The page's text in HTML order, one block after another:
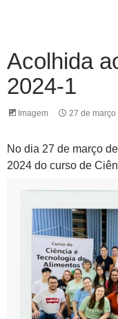
Acolhida
2024-1
Imagem 27 de
No dia 27 de março
2024 do curso de